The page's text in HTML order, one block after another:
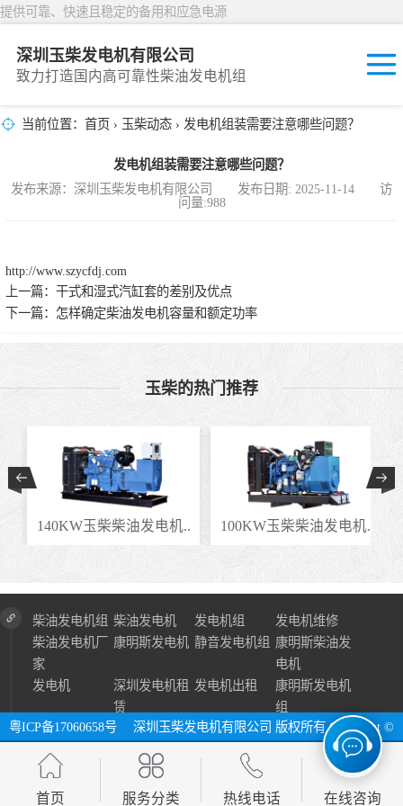
提供可靠、快速且稳定的备用和应急电源
深圳玉柴发电机有限公司
致力打造国内高可靠性柴油发电机组
当前位置： 首页 › 玉柴动态 › 发电机组装需要注意哪些问题？
发电机组装需要注意哪些问题？
发布来源：深圳玉柴发电机有限公司 发布日期: 2025-11-14 访
问量:988
http://www.szycfdj.com
上一篇： 干式和湿式汽缸套的差别及优点
下一篇： 怎样确定柴油发电机容量和额定功率
玉柴的热门推荐
140KW玉柴柴油发电机.. 100KW玉柴柴油发电机..
柴油发电机组 柴油发电机 发电机组
发电机维修
柴油发电机厂
家
康明斯发电机 静音发电机组 康明斯柴油发
电机
发电机
深圳发电机租
赁
发电机出租
康明斯发电机
组
粤ICP备17060658号
深圳玉柴发电机有限公司 版权所有 Copyright ©
2024 All Right Reserve ⓔ 网址：http://www.szycfdj.com网站地图
首页 服务分类 热线电话 在线咨询
固定开放式